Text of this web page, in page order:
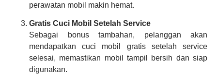
perawatan mobil makin hemat.
Gratis Cuci Mobil Setelah Service
Sebagai bonus tambahan, pelanggan akan
mendapatkan cuci mobil gratis setelah service
selesai, memastikan mobil tampil bersih dan siap
digunakan.